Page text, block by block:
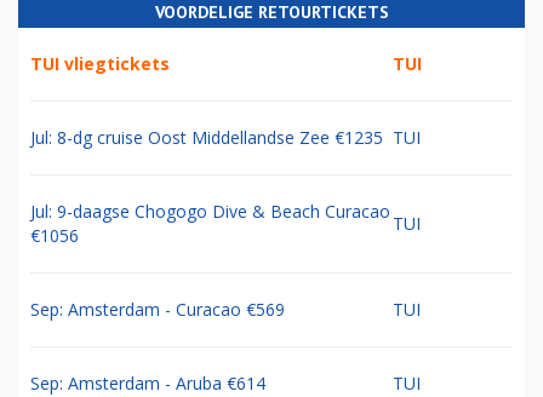
VOORDELIGE RETOURTICKETS
TUI vliegtickets TUI
Jul: 8-dg cruise Oost Middellandse Zee €1235 TUI
Jul: 9-daagse Chogogo Dive & Beach Curacao
€1056
TUI
Sep: Amsterdam - Curacao €569 TUI
Sep: Amsterdam - Aruba €614 TUI